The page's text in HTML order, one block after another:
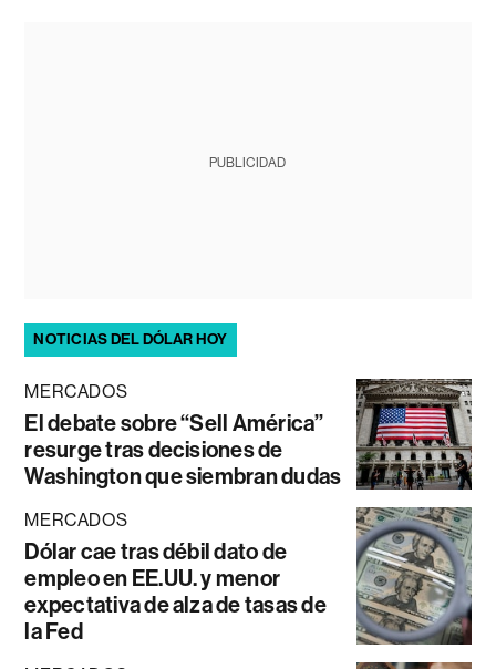
PUBLICIDAD
NOTICIAS DEL DÓLAR HOY
MERCADOS
El debate sobre “Sell América”
resurge tras decisiones de
Washington que siembran dudas
MERCADOS
Dólar cae tras débil dato de
empleo en EE.UU. y menor
expectativa de alza de tasas de
la Fed